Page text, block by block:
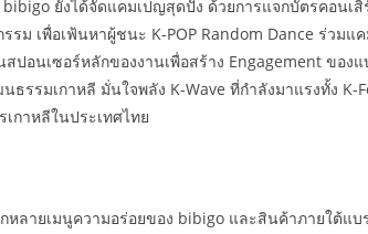
ยังได้จัดแคมเปญสุดปัง ด้วยการแจกบัตรคอนเ
รรม เพื่อเฟ้นหาผู้ชนะ K-POP Random Dance ร่วม
สปอนเซอร์หลักของงานเพื่อสร้าง Engagement ขอ
ธรรมเกาหลี มั่นใจพลัง K-Wave ที่กำลังมาแรงทั้ง
เกาหลีในประเทศไทย
ลายเมนูความอร่อยของ bibigo และสินค้าภายใต้แบร